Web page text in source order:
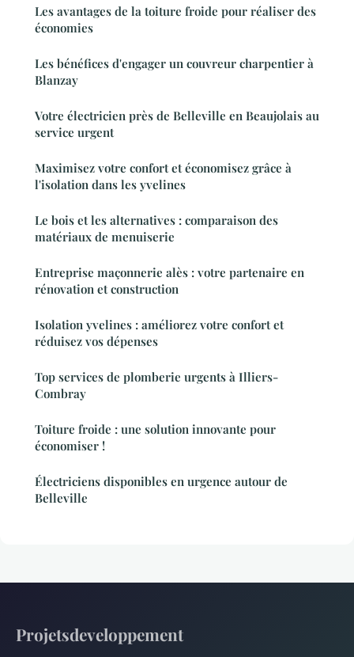
Les avantages de la toiture froide pour réaliser des
économies
Les bénéfices d'engager un couvreur charpentier à
Blanzay
Votre électricien près de Belleville en Beaujolais au
service urgent
Maximisez votre confort et économisez grâce à
l'isolation dans les yvelines
Le bois et les alternatives : comparaison des
matériaux de menuiserie
Entreprise maçonnerie alès : votre partenaire en
rénovation et construction
Isolation yvelines : améliorez votre confort et
réduisez vos dépenses
Top services de plomberie urgents à Illiers-
Combray
Toiture froide : une solution innovante pour
économiser !
Électriciens disponibles en urgence autour de
Belleville
Projetsdeveloppement